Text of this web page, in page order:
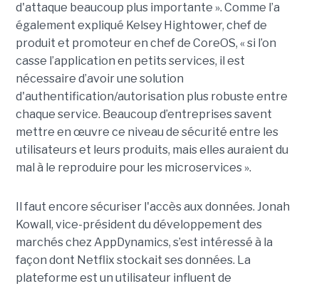
d'attaque beaucoup plus importante ». Comme l’a
également expliqué Kelsey Hightower, chef de
produit et promoteur en chef de CoreOS, « si l’on
casse l’application en petits services, il est
nécessaire d’avoir une solution
d'authentification/autorisation plus robuste entre
chaque service. Beaucoup d’entreprises savent
mettre en œuvre ce niveau de sécurité entre les
utilisateurs et leurs produits, mais elles auraient du
mal à le reproduire pour les microservices ».
Il faut encore sécuriser l'accès aux données. Jonah
Kowall, vice-président du développement des
marchés chez AppDynamics, s’est intéressé à la
façon dont Netflix stockait ses données. La
plateforme est un utilisateur influent de